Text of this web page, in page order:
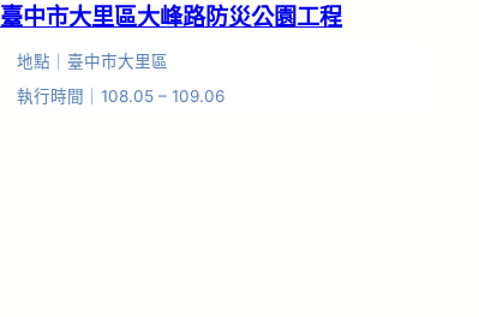
臺中市大里區大峰路防災公園工程
地點｜臺中市大里區
執行時間｜108.05 – 109.06